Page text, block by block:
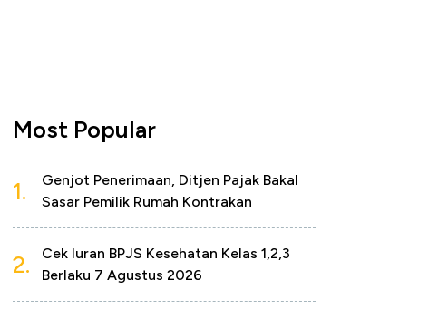
Most Popular
1.
Genjot Penerimaan, Ditjen Pajak Bakal
Sasar Pemilik Rumah Kontrakan
2.
Cek Iuran BPJS Kesehatan Kelas 1,2,3
Berlaku 7 Agustus 2026